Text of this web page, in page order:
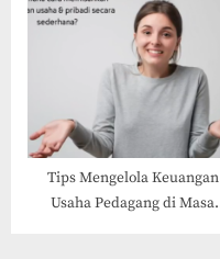
Tips Mengelola Keuangan
Usaha Pedagang di Masa